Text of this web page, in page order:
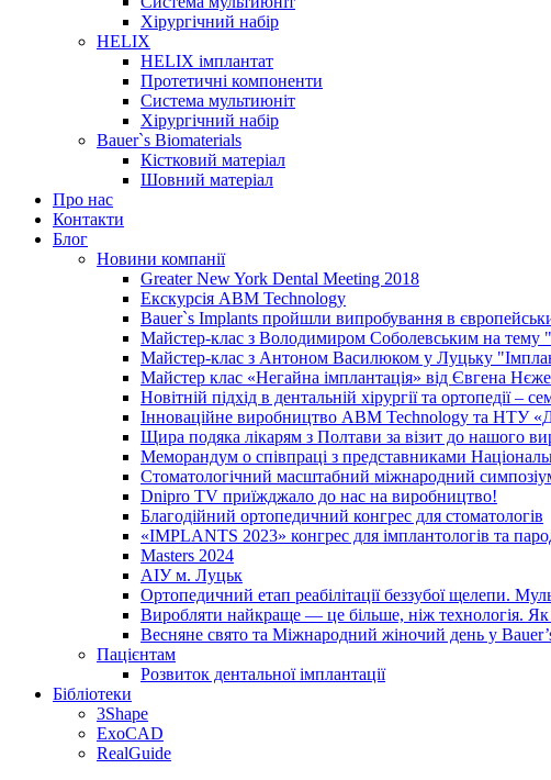
Хірургічний набір
HELIX
HELIX імплантат
Протетичні компоненти
Система мультиюніт
Хірургічний набір
Bauer`s Biomaterials
Кістковий матеріал
Шовний матеріал
Про нас
Контакти
Блог
Новини компанії
Greater New York Dental Meeting 2018
Екскурсія ABM Technology
Bauer`s Implants пройшли випробування в
Майстер-клас з Володимиром Соболевським на тему
Майстер-клас з Антоном Василюком у Луцьку
Майстер клас «Негайна імплантація» від Євгена
Новітній підхід в дентальній хірургії та ортопедії –
Інноваційне виробництво ABM Technology та НТУ
Щира подяка лікарям з Полтави за візит до нашого
Меморандум о співпраці з представниками
Стоматологічний масштабний міжнародний
Dnipro TV приїжджало до нас на виробництво!
Благодійний ортопедичний конгрес для стоматологів
«IMPLANTS 2023» конгрес для імплантологів та
Masters 2024
АІУ м. Луцьк
Ортопедичний етап реабілітації беззубої щелепи.
Виробляти найкраще — це більше, ніж технологія. Як
Весняне свято та Міжнародний жіночий день у
Пацієнтам
Розвиток дентальної імплантації
Бібліотеки
3Shape
ExoCAD
RealGuide